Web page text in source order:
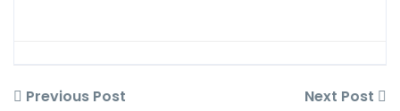
Previous Post Next Post